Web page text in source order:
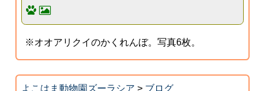
※オオアリクイのかくれんぼ。写真6枚。
よこはま動物園ズーラシア > ブログ